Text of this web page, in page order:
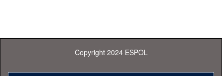
Copyright 2024 ESPOL